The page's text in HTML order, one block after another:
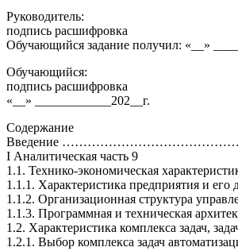
Руководитель:
подпись расшифровка
Обучающийся задание получил: «__»
Обучающийся:
подпись расшифровка
«__» ____________202__г.
Содержание
Введение
I Аналитическая часть 9
1.1. Технико-экономическая
1.1.1. Характеристика предприятия и его
1.1.2. Организационная структура
1.1.3. Программная и техническая
1.2. Характеристика комплекса задач,
1.2.1. Выбор комплекса задач